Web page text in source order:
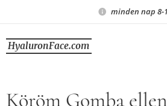
minden nap 8-
HyaluronFace.com
Köröm Gomba